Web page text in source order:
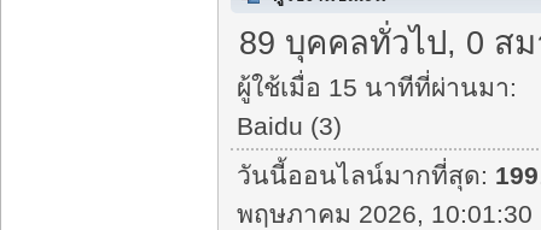
89 บุคคลทั่วไป, 0 ส
ผู้ใช้เมื่อ 15 นาทีที่ผ่านมา:
Baidu (3)
วันนี้ออนไลน์มากที่สุด: 199
พฤษภาคม 2026, 10:01:30